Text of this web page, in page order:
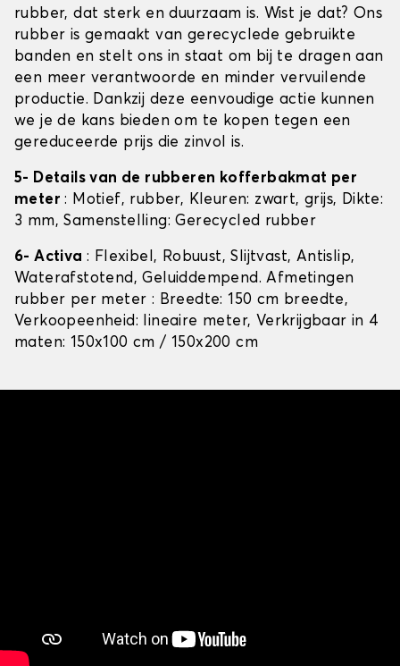
rubber, dat sterk en duurzaam is. Wist je dat? Ons
rubber is gemaakt van gerecyclede gebruikte
banden en stelt ons in staat om bij te dragen aan
een meer verantwoorde en minder vervuilende
productie. Dankzij deze eenvoudige actie kunnen
we je de kans bieden om te kopen tegen een
gereduceerde prijs die zinvol is.
5- Details van de rubberen kofferbakmat per
meter: Motief, rubber, Kleuren: zwart, grijs, Dikte:
3 mm, Samenstelling: Gerecycled rubber
6- Activa : Flexibel, Robuust, Slijtvast, Antislip,
Waterafstotend, Geluiddempend. Afmetingen
rubber per meter : Breedte: 150 cm breedte,
Verkoopeenheid: lineaire meter, Verkrijgbaar in 4
maten: 150x100 cm / 150x200 cm